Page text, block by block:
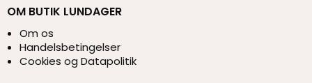
OM BUTIK LUNDAGER
Om os
Handelsbetingelser
Cookies og Datapolitik